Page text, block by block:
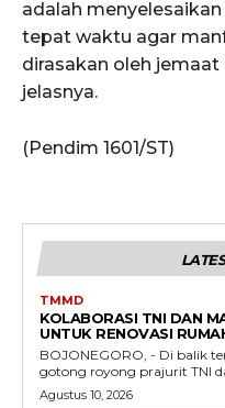
adalah
tepat waktu agar
dirasakan oleh jemaat
jelasnya.
(Pendim 1601/ST)
TMMD
KOLABORASI TNI DAN
UNTUK RENOVASI
BOJONEGORO, - Di balik
gotong royong prajurit TNI
Agustus 10, 2026